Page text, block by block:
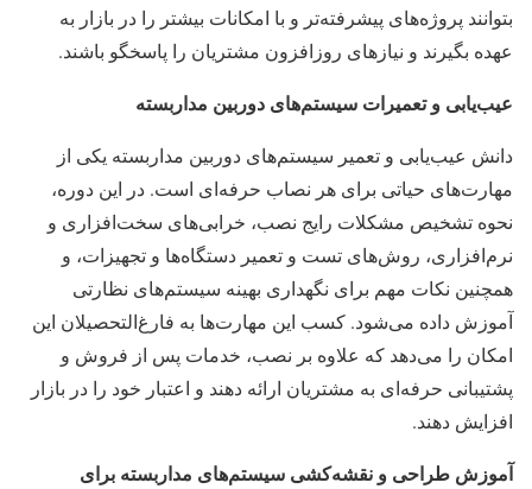
بتوانند پروژه‌های پیشرفته‌تر و با امکانات بیشتر را در بازار به
عهده بگیرند و نیازهای روزافزون مشتریان را پاسخگو باشند.
عیب‌یابی و تعمیرات سیستم‌های دوربین مداربسته
دانش عیب‌یابی و تعمیر سیستم‌های دوربین مداربسته یکی از
مهارت‌های حیاتی برای هر نصاب حرفه‌ای است. در این دوره،
نحوه تشخیص مشکلات رایج نصب، خرابی‌های سخت‌افزاری و
نرم‌افزاری، روش‌های تست و تعمیر دستگاه‌ها و تجهیزات، و
همچنین نکات مهم برای نگهداری بهینه سیستم‌های نظارتی
آموزش داده می‌شود. کسب این مهارت‌ها به فارغ‌التحصیلان این
امکان را می‌دهد که علاوه بر نصب، خدمات پس از فروش و
پشتیبانی حرفه‌ای به مشتریان ارائه دهند و اعتبار خود را در بازار
افزایش دهند.
آموزش طراحی و نقشه‌کشی سیستم‌های مداربسته برای